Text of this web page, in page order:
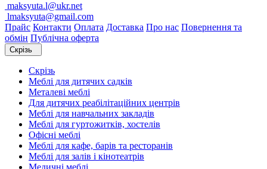
maksyuta.l@ukr.net
lmaksyuta@gmail.com
Прайс Контакти Оплата Доставка Про нас Повернення та
обмін Публічна оферта
Скрізь
Скрізь
Меблі для дитячих садків
Металеві меблі
Для дитячих реабілітаційних центрів
Меблі для навчальних закладів
Меблі для гуртожитків, хостелів
Офісні меблі
Меблі для кафе, барів та ресторанів
Меблі для залів і кінотеатрів
Медичні меблі